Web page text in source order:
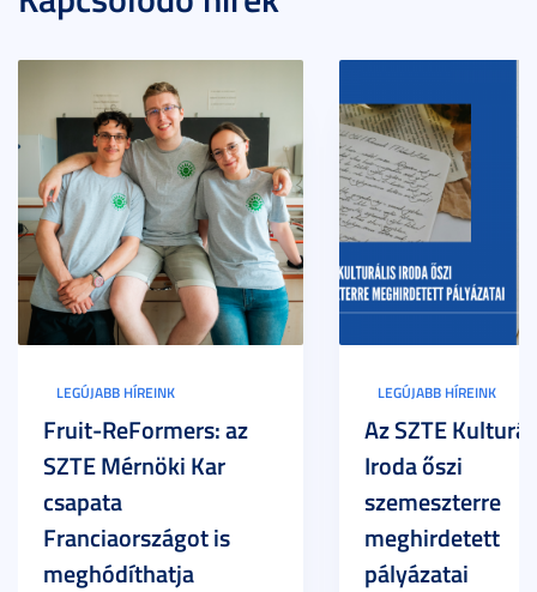
LEGÚJABB HÍREINK
Fruit-ReFormers: az
SZTE Mérnöki Kar
csapata
Franciaországot is
meghódíthatja
LEGÚJABB HÍREINK
Az SZTE
Iroda őszi
szemeszterre
meghirdetett
pályázatai